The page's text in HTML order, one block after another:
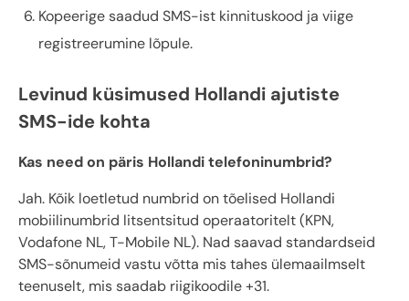
Kopeerige saadud SMS-ist kinnituskood ja viige
registreerumine lõpule.
Levinud küsimused Hollandi ajutiste
SMS-ide kohta
Kas need on päris Hollandi telefoninumbrid?
Jah. Kõik loetletud numbrid on tõelised Hollandi
mobiilinumbrid litsentsitud operaatoritelt (KPN,
Vodafone NL, T-Mobile NL). Nad saavad standardseid
SMS-sõnumeid vastu võtta mis tahes ülemaailmselt
teenuselt, mis saadab riigikoodile +31.